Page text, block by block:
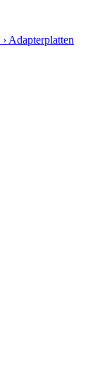
› Adapterplatten